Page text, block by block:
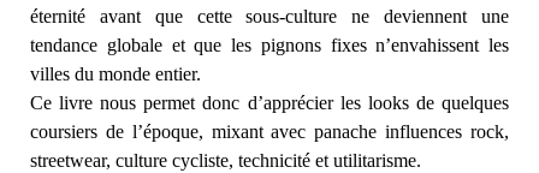
éternité avant que cette sous-culture ne deviennent une
tendance globale et que les pignons fixes n’envahissent les
villes du monde entier.
Ce livre nous permet donc d’apprécier les looks de quelques
coursiers de l’époque, mixant avec panache influences rock,
streetwear, culture cycliste, technicité et utilitarisme.